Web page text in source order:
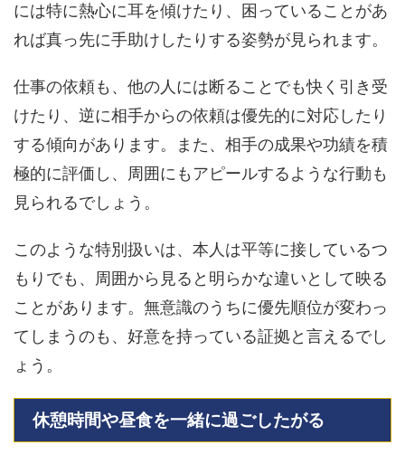
には特に熱心に耳を傾けたり、困っていることがあ
れば真っ先に手助けしたりする姿勢が見られます。
仕事の依頼も、他の人には断ることでも快く引き受
けたり、逆に相手からの依頼は優先的に対応したり
する傾向があります。また、相手の成果や功績を積
極的に評価し、周囲にもアピールするような行動も
見られるでしょう。
このような特別扱いは、本人は平等に接しているつ
もりでも、周囲から見ると明らかな違いとして映る
ことがあります。無意識のうちに優先順位が変わっ
てしまうのも、好意を持っている証拠と言えるでし
ょう。
休憩時間や昼食を一緒に過ごしたがる